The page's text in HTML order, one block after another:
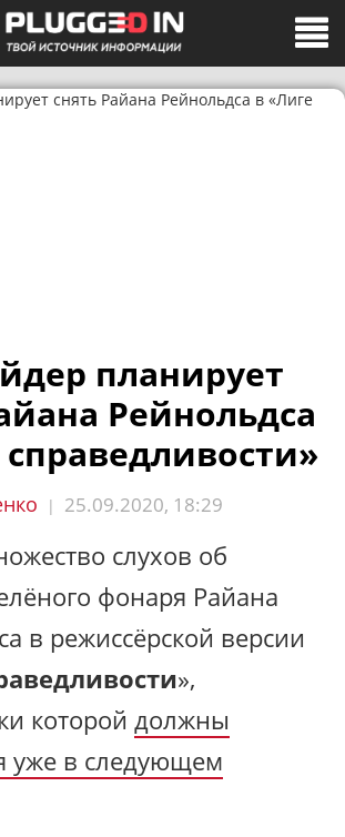
планирует
Рейнольдса
| 25.09.2020, 18:29
слухов об
фонаря Райана
в режиссёрской версии
»,
которой должны
уже в следующем